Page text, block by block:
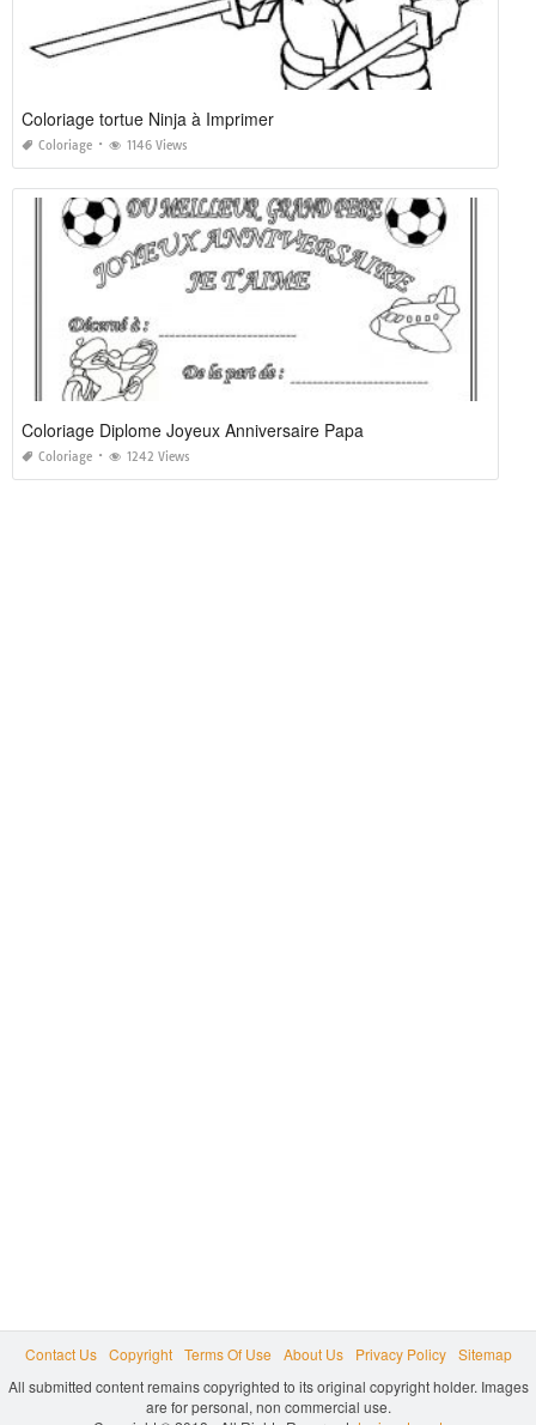
Coloriage tortue Ninja à Imprimer
Coloriage 1146 Views
Coloriage Diplome Joyeux Anniversaire Papa
Coloriage 1242 Views
Contact Us Copyright Terms Of Use About Us Privacy Policy
Sitemap
All submitted content remains copyrighted to its original copyright holder. Images
are for personal, non commercial use.